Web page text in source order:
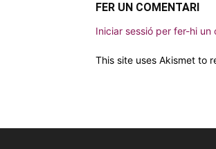
FER UN COMENTARI
Iniciar sessió per fer-hi un
This site uses Akismet to